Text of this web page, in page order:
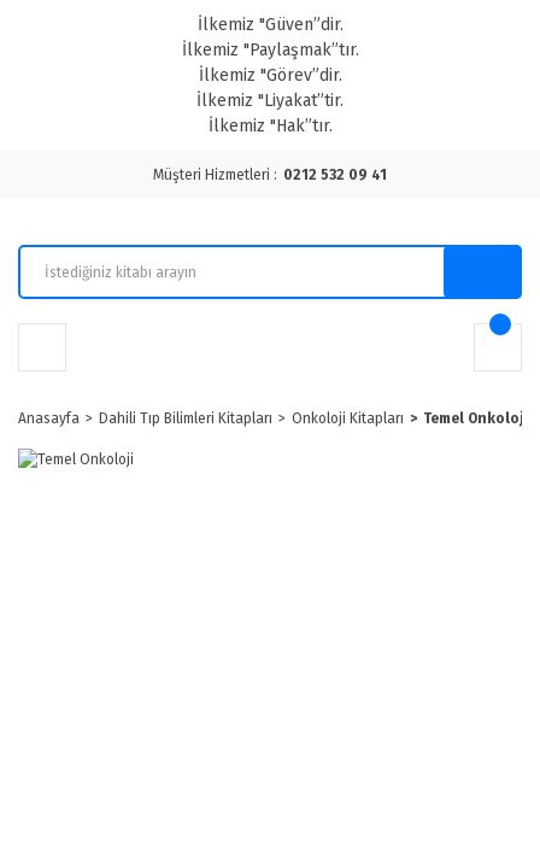
İlkemiz "Güven”dir.
İlkemiz "Paylaşmak”tır.
İlkemiz "Görev”dir.
İlkemiz "Liyakat”tir.
İlkemiz "Hak”tır.
Müşteri Hizmetleri : 0212 532 09 41
Anasayfa Dahili Tıp Bilimleri Kitapları Onkoloji Kitapları Temel Onkoloji